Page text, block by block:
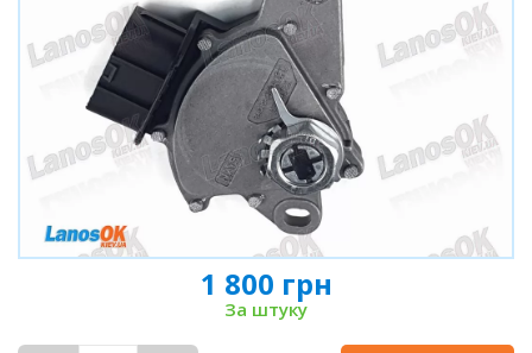
1 800 грн
За штуку